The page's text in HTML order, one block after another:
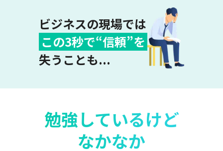
ビジネスの現場では
この3秒で“信頼”を
失うことも...
勉強しているけど
なかなか